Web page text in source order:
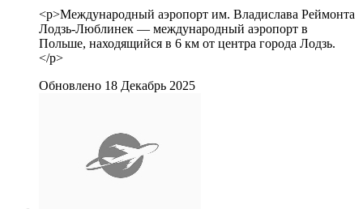
<p>Международный аэропорт им. Владислава Реймонта
Лодзь-Люблинек — международный аэропорт в
Польше, находящийся в 6 км от центра города Лодзь.
</p>
Обновлено 18 Декабрь 2025